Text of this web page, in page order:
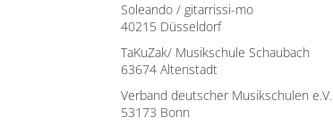
Soleando / gitarrissi-mo
40215 Düsseldorf
TaKuZak/ Musikschule Schaubach
63674 Altenstadt
Verband deutscher Musikschulen e.V.
53173 Bonn